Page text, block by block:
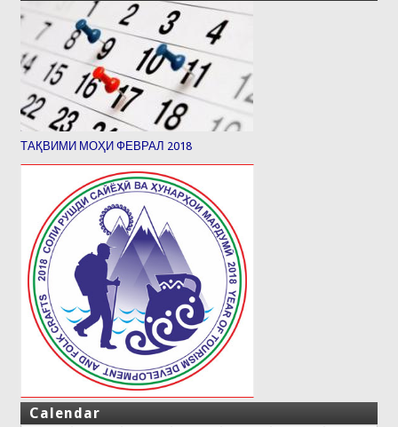
ТАҚВИМИ МОҲИ ФЕВРАЛ 2018
Calendar